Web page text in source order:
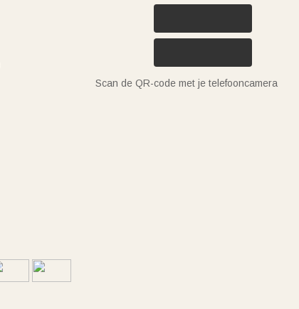
Scan de QR-code met je telefooncamera